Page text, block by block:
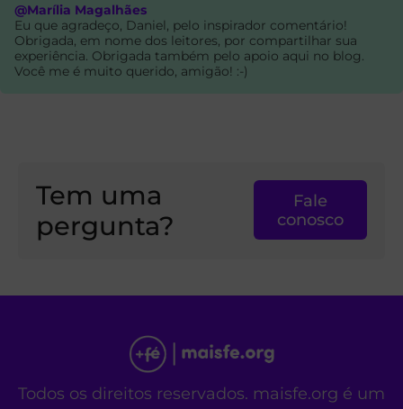
@Marília Magalhães
Eu que agradeço, Daniel, pelo inspirador comentário!
Obrigada, em nome dos leitores, por compartilhar sua
experiência. Obrigada também pelo apoio aqui no blog.
Você me é muito querido, amigão! :-)
Tem uma
pergunta?
Fale
conosco
Todos os direitos reservados. maisfe.org é um